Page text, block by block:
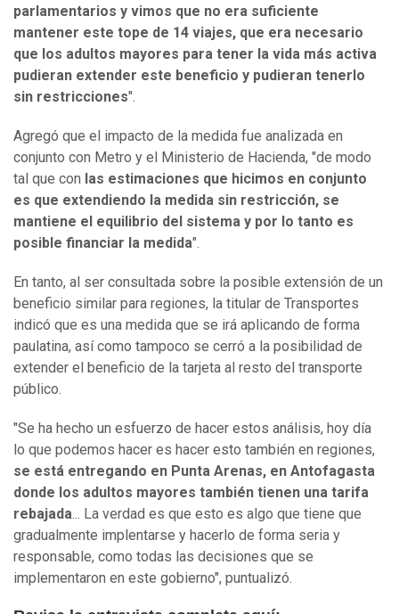
parlamentarios y vimos que no era suficiente
mantener este tope de 14 viajes, que era necesario
que los adultos mayores para tener la vida más activa
pudieran extender este beneficio y pudieran tenerlo
sin restricciones".
Agregó que el impacto de la medida fue analizada en
conjunto con Metro y el Ministerio de Hacienda, "de modo
tal que con las estimaciones que hicimos en conjunto
es que extendiendo la medida sin restricción, se
mantiene el equilibrio del sistema y por lo tanto es
posible financiar la medida".
En tanto, al ser consultada sobre la posible extensión de un
beneficio similar para regiones, la titular de Transportes
indicó que es una medida que se irá aplicando de forma
paulatina, así como tampoco se cerró a la posibilidad de
extender el beneficio de la tarjeta al resto del transporte
público.
"Se ha hecho un esfuerzo de hacer estos análisis, hoy día
lo que podemos hacer es hacer esto también en regiones,
se está entregando en Punta Arenas, en Antofagasta
donde los adultos mayores también tienen una tarifa
rebajada... La verdad es que esto es algo que tiene que
gradualmente implentarse y hacerlo de forma seria y
responsable, como todas las decisiones que se
implementaron en este gobierno", puntualizó.